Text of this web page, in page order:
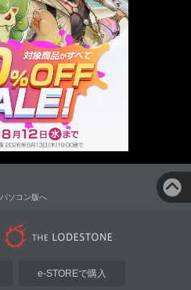
パソコン版へ
e-STOREで購入